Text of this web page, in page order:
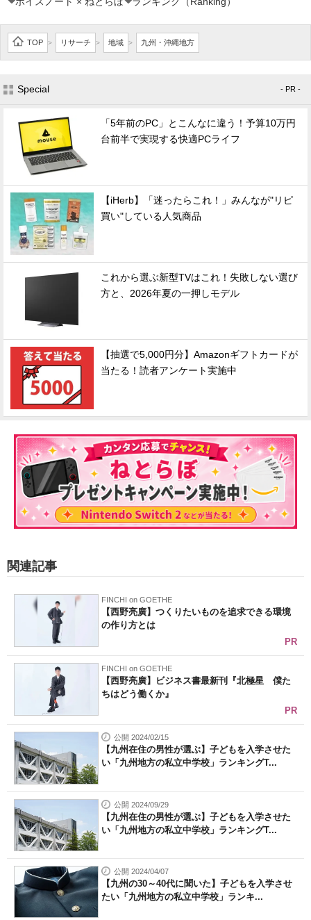
TOP > リサーチ > 地域 > 九州・沖縄地方
Special - PR -
「5年前のPC」とこんなに違う！予算10万円
台前半で実現する快適PCライフ
【iHerb】「迷ったらこれ！」みんなが"リピ
買い"している人気商品
これから選ぶ新型TVはこれ！失敗しない選び
方と、2026年夏の一押しモデル
【抽選で5,000円分】Amazonギフトカードが
当たる！読者アンケート実施中
関連記事
FINCHI on GOETHE
【西野亮廣】つくりたいものを追求できる環境
の作り方とは
PR
FINCHI on GOETHE
【西野亮廣】ビジネス書最新刊『北極星 僕た
ちはどう働くか』
PR
公開 2024/02/15
【九州在住の男性が選ぶ】子どもを入学させた
い「九州地方の私立中学校」ランキングT...
公開 2024/09/29
【九州在住の男性が選ぶ】子どもを入学させた
い「九州地方の私立中学校」ランキングT...
公開 2024/04/07
【九州の30～40代に聞いた】子どもを入学させ
たい「九州地方の私立中学校」ランキ...